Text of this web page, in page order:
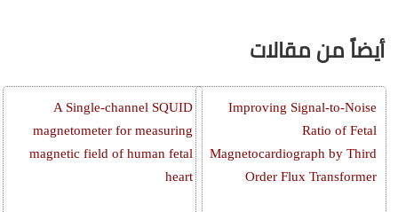
أيضاً من مقالات
Improving Signal-to-Noise
Ratio of Fetal
Magnetocardiograph by Third
Order Flux Transformer
A Single-channel SQUID
magnetometer for measuring
magnetic field of human fetal
heart